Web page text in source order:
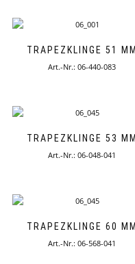
TRAPEZKLINGE 51 MM
Art.-Nr.: 06-440-083
TRAPEZKLINGE 53 MM
Art.-Nr.: 06-048-041
TRAPEZKLINGE 60 MM
Art.-Nr.: 06-568-041